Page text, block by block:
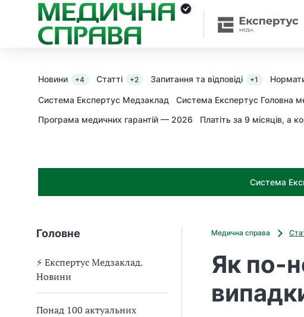
Новини +4 Статті +2 Запитання та відповіді +1
Система Експертус Медзаклад Система Експертус Головна
Програма медичних гарантій — 2026
Платіть за 9 місяців, а
Система
Головне
⚡️ Експертус Медзаклад.
Новини
Понад 100 актуальних
Медична справа
Як по-